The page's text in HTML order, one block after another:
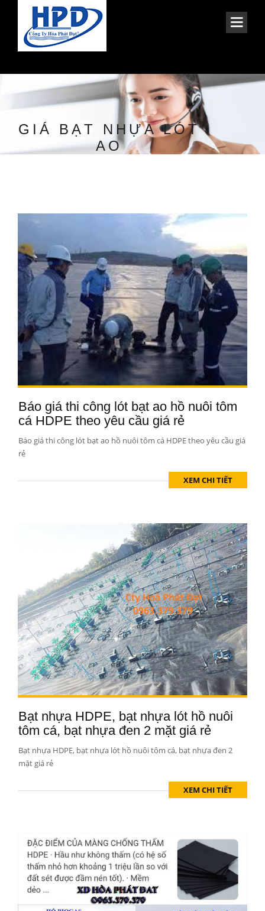
GIÁ BẠT NHỰA LÓT
AO
Báo giá thi công lót bạt ao hồ nuôi tôm
cá HDPE theo yêu cầu giá rẻ
Báo giá thi công lót bạt ao hồ nuôi tôm cá HDPE theo yêu cầu giá
rẻ
XEM CHI TIẾT
Bạt nhựa HDPE, bạt nhựa lót hồ nuôi
tôm cá, bạt nhựa đen 2 mặt giá rẻ
Bạt nhựa HDPE, bạt nhựa lót hồ nuôi tôm cá, bạt nhựa đen 2
mặt giá rẻ
XEM CHI TIẾT